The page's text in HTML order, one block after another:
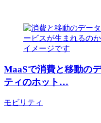
MaaSで消費と移動の
ティのホット…
モビリティ